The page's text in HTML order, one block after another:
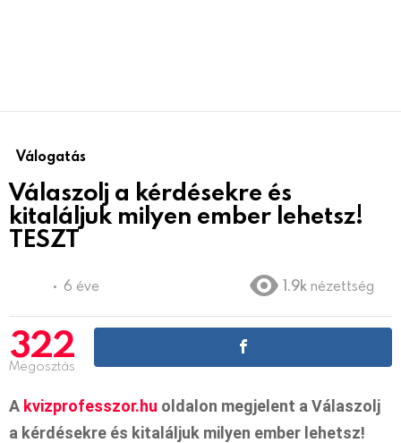
Válogatás
Válaszolj a kérdésekre és
kitaláljuk milyen ember lehetsz!
TESZT
6 éve 1.9k nézettség
322
Megosztás
A kvizprofesszor.hu oldalon megjelent a Válaszolj
a kérdésekre és kitaláljuk milyen ember lehetsz!